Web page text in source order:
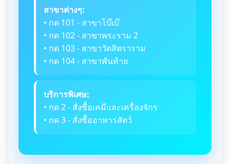
สาขาต่างๆ:
• กด 101 - สาขาโบ๊เบ๊
• กด 102 - สาขาพระราม 2
• กด 103 - สาขาวัดสิตราราม
• กด 104 - สาขาพันท้าย
บริการพิเศษ:
• กด 2 - สั่งซื้อเคมีและเครื่องจักร
• กด 3 - สั่งซื้ออาหารสัตว์